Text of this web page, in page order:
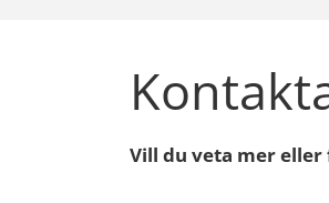
Vill du veta mer